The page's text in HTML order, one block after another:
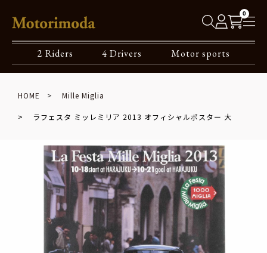
0
2 Riders 4 Drivers Motor sports
HOME Mille Miglia
ラフェスタ ミッレミリア 2013 オフィシャルポスター 大